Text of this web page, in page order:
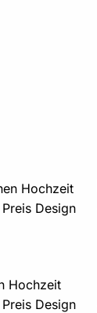
Hochzeit
Design